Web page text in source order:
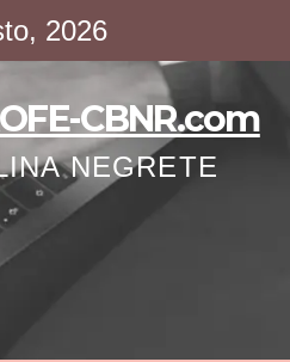
2026
CBNR.com
NEGRETE